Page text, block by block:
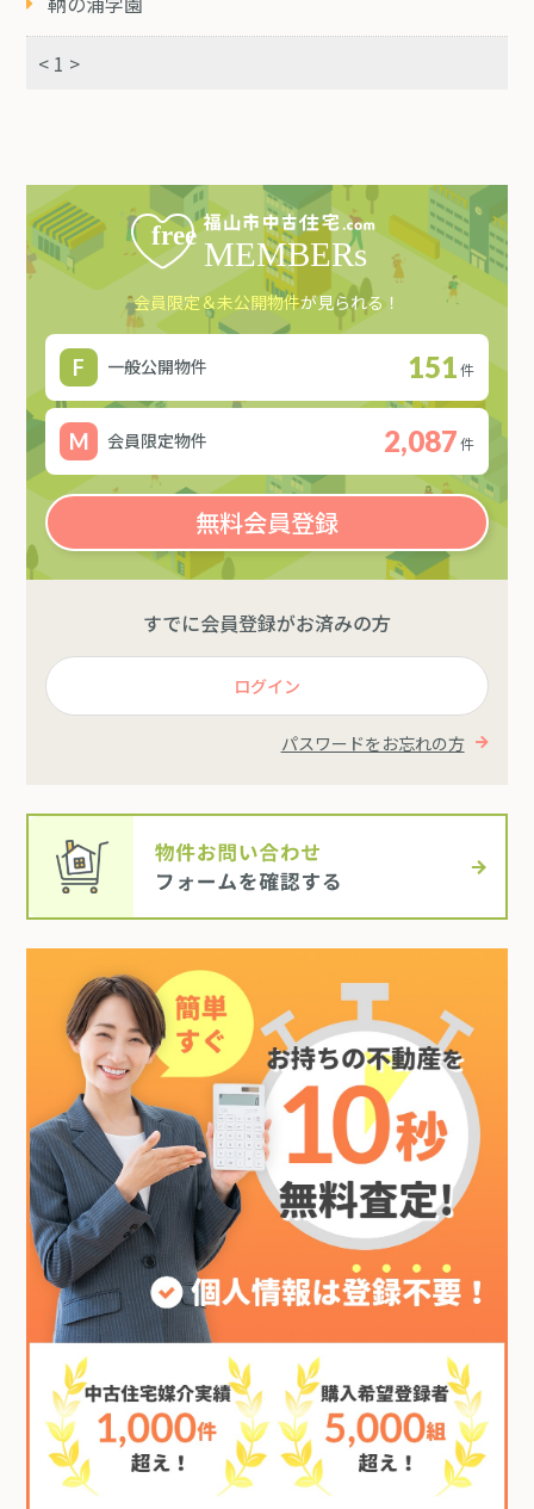
< 1 >
会員限定＆未公開物件が見られる！
一般公開物件 151件
会員限定物件 2,087件
無料会員登録
すでに会員登録がお済みの方
ログイン
パスワードをお忘れの方